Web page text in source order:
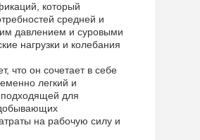
который
средней и
давлением и суровыми
нагрузки и колебания
что он сочетает в себе
легкий и
подходящей для
на рабочую силу и